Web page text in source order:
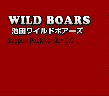
Support Pack Version 1.0